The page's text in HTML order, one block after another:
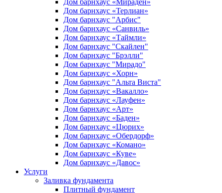
Дом барнхаус «Мираден»
Дом барнхаус «Терлиан»
Дом барнхаус "Арбис"
Дом барнхаус «Санвиль»
Дом барнхаус «Таймли»
Дом барнхаус "Скайлен"
Дом барнхаус "Брэлли"
Дом барнхаус "Мирадо"
Дом барнхаус «Хорн»
Дом барнхаус "Альта Виста"
Дом барнхаус «Вакалло»
Дом барнхаус «Лауфен»
Дом барнхаус «Арт»
Дом барнхаус «Баден»
Дом барнхаус «Цюрих»
Дом барнхаус «Обердорф»
Дом барнхаус «Комано»
Дом барнхаус «Куве»
Дом барнхаус «Давос»
Услуги
Заливка фундамента
Плитный фундамент